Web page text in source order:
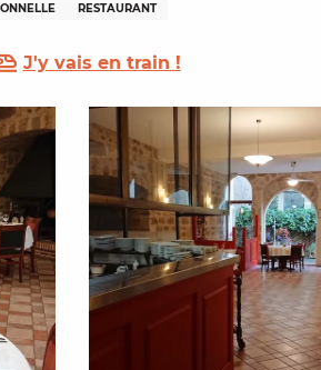
RESTAURANT
J'y vais en train !